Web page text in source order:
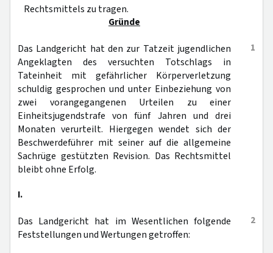
Rechtsmittels zu tragen.
Gründe
1
Das Landgericht hat den zur Tatzeit jugendlichen
Angeklagten des versuchten Totschlags in
Tateinheit mit gefährlicher Körperverletzung
schuldig gesprochen und unter Einbeziehung von
zwei vorangegangenen Urteilen zu einer
Einheitsjugendstrafe von fünf Jahren und drei
Monaten verurteilt. Hiergegen wendet sich der
Beschwerdeführer mit seiner auf die allgemeine
Sachrüge gestützten Revision. Das Rechtsmittel
bleibt ohne Erfolg.
I.
2
Das Landgericht hat im Wesentlichen folgende
Feststellungen und Wertungen getroffen: